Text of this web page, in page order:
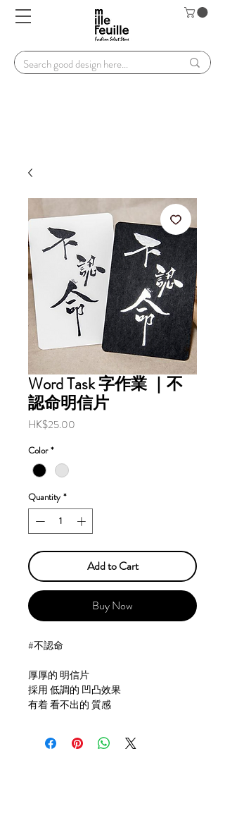
Word Task 字作業 ｜不
認命明信片
HK$25.00
Color *
Quantity *
Add to Cart
Buy Now
#不認命
厚厚的 明信片
採用 低調的 凹凸效果
有着 看不出的 質感